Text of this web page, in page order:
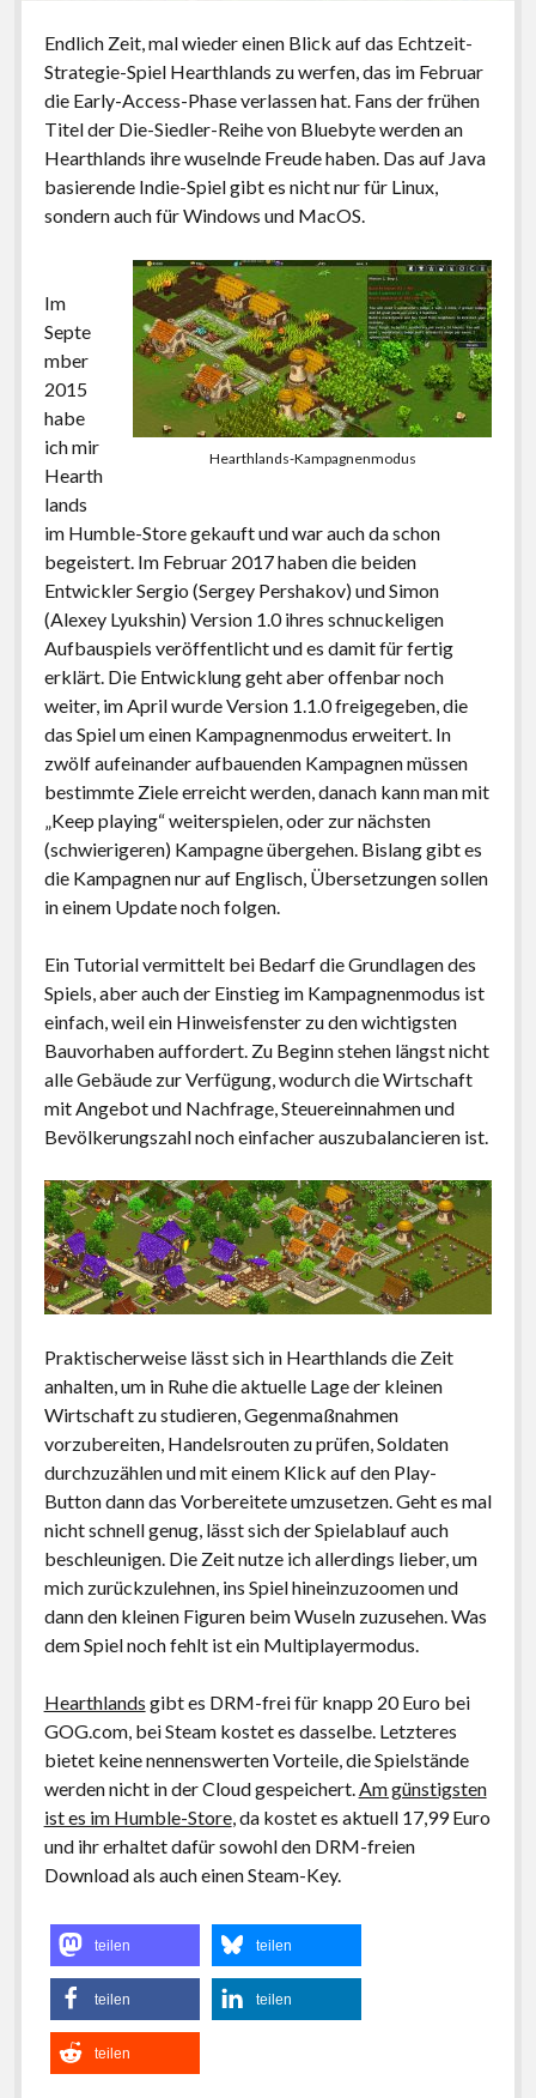
Endlich Zeit, mal wieder einen Blick auf das Echtzeit-
Strategie-Spiel Hearthlands zu werfen, das im Februar
die Early-Access-Phase verlassen hat. Fans der frühen
Titel der Die-Siedler-Reihe von Bluebyte werden an
Hearthlands ihre wuselnde Freude haben. Das auf Java
basierende Indie-Spiel gibt es nicht nur für Linux,
sondern auch für Windows und MacOS.
Hearthlands-Kampagnenmodus
Im
Septe
mber
2015
habe
ich mir
Hearth
lands
im Humble-Store gekauft und war auch da schon
begeistert. Im Februar 2017 haben die beiden
Entwickler Sergio (Sergey Pershakov) und Simon
(Alexey Lyukshin) Version 1.0 ihres schnuckeligen
Aufbauspiels veröffentlicht und es damit für fertig
erklärt. Die Entwicklung geht aber offenbar noch
weiter, im April wurde Version 1.1.0 freigegeben, die
das Spiel um einen Kampagnenmodus erweitert. In
zwölf aufeinander aufbauenden Kampagnen müssen
bestimmte Ziele erreicht werden, danach kann man mit
„Keep playing“ weiterspielen, oder zur nächsten
(schwierigeren) Kampagne übergehen. Bislang gibt es
die Kampagnen nur auf Englisch, Übersetzungen sollen
in einem Update noch folgen.
Ein Tutorial vermittelt bei Bedarf die Grundlagen des
Spiels, aber auch der Einstieg im Kampagnenmodus ist
einfach, weil ein Hinweisfenster zu den wichtigsten
Bauvorhaben auffordert. Zu Beginn stehen längst nicht
alle Gebäude zur Verfügung, wodurch die Wirtschaft
mit Angebot und Nachfrage, Steuereinnahmen und
Bevölkerungszahl noch einfacher auszubalancieren ist.
Praktischerweise lässt sich in Hearthlands die Zeit
anhalten, um in Ruhe die aktuelle Lage der kleinen
Wirtschaft zu studieren, Gegenmaßnahmen
vorzubereiten, Handelsrouten zu prüfen, Soldaten
durchzuzählen und mit einem Klick auf den Play-
Button dann das Vorbereitete umzusetzen. Geht es mal
nicht schnell genug, lässt sich der Spielablauf auch
beschleunigen. Die Zeit nutze ich allerdings lieber, um
mich zurückzulehnen, ins Spiel hineinzuzoomen und
dann den kleinen Figuren beim Wuseln zuzusehen. Was
dem Spiel noch fehlt ist ein Multiplayermodus.
Hearthlands gibt es DRM-frei für knapp 20 Euro bei
GOG.com, bei Steam kostet es dasselbe. Letzteres
bietet keine nennenswerten Vorteile, die Spielstände
werden nicht in der Cloud gespeichert.Am günstigsten
ist es im Humble-Store, da kostet es aktuell 17,99 Euro
und ihr erhaltet dafür sowohl den DRM-freien
Download als auch einen Steam-Key.
teilen teilen
teilen teilen
teilen